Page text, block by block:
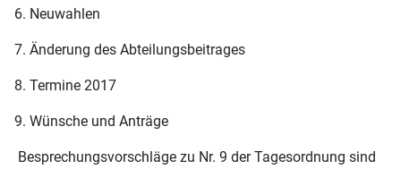
6. Neuwahlen
7. Änderung des Abteilungsbeitrages
8. Termine 2017
9. Wünsche und Anträge
Besprechungsvorschläge zu Nr. 9 der Tagesordnung sind